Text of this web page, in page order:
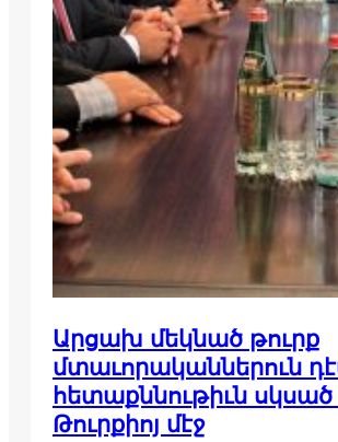
Արցախ մեկնած թուրք
մտաւորականներուն
հետաքննութիւն սկսած
Թուրքիոյ մէջ